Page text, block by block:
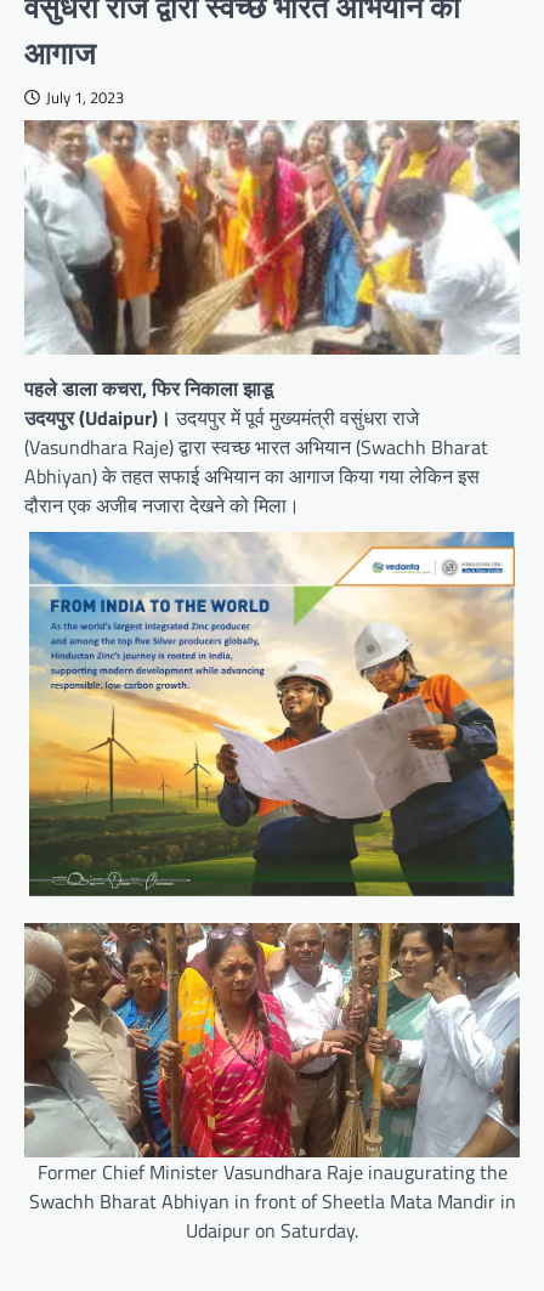
आगाज
July 1, 2023
पहले डाला कचरा, फिर निकाला झाडू
उदयपुर (Udaipur)।उदयपुर में पूर्व मुख्यमंत्री वसुंधरा राजे
(Vasundhara Raje) द्वारा स्वच्छ भारत अभियान (Swachh Bharat
Abhiyan) के तहत सफाई अभियान का आगाज किया गया लेकिन इस
दौरान एक अजीब नजारा देखने को मिला।
Former Chief Minister Vasundhara Raje inaugurating the
Swachh Bharat Abhiyan in front of Sheetla Mata Mandir in
Udaipur on Saturday.